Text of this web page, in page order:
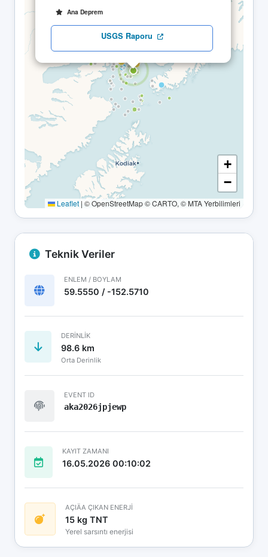
Ana Deprem
USGS Raporu
+
−
Leaflet | © OpenStreetMap © CARTO, © MTA Yerbilimleri
Teknik Veriler
ENLEM / BOYLAM
59.5550 / -152.5710
DERINLIK
98.6 km
Orta Derinlik
EVENT ID
aka2026jpjewp
KAYIT ZAMANI
16.05.2026 00:10:02
AÇIÄA ÇIKAN ENERJİ
15 kg TNT
Yerel sarsıntı enerjisi